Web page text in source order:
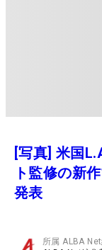
[写真] 米国
ト監修の新
発表
所属ALBA